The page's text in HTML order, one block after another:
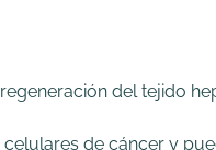
del tejido
celulares de cáncer y